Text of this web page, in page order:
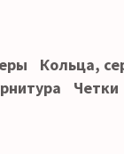
Кольца,
Четки